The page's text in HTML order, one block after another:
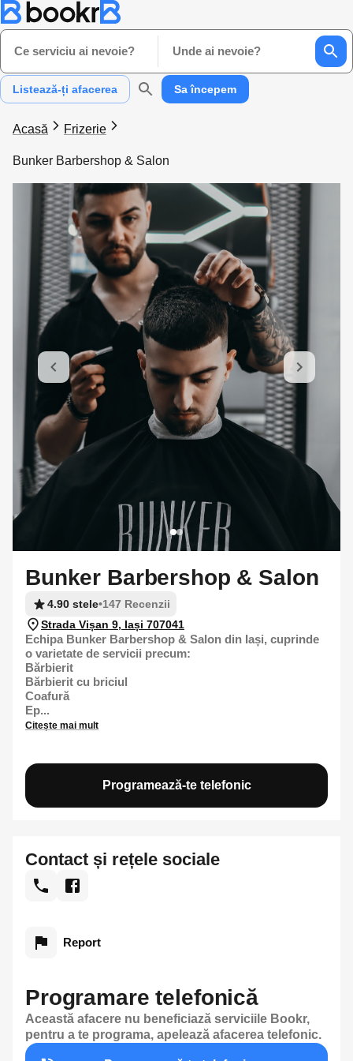
Ce serviciu ai nevoie? Unde ai nevoie?
Listează-ți afacerea Sa începem
Acasă Frizerie
Bunker Barbershop & Salon
Bunker Barbershop & Salon
4.90 stele•147 Recenzii
Strada Vișan 9, Iași 707041
Echipa Bunker Barbershop & Salon din Iași, cuprinde
o varietate de servicii precum:
Bărbierit
Bărbierit cu briciul
Coafură
Ep...
Citește mai mult
Programează-te telefonic
Programare telefonică
Această afacere nu beneficiază serviciile Bookr,
pentru a te programa, apelează afacerea telefonic.
Contact și rețele sociale
Report